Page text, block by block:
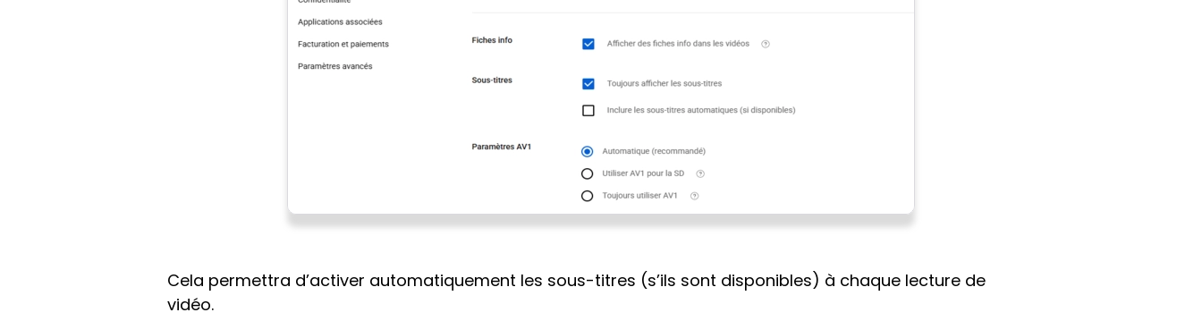
Cela permettra d’activer automatiquement les sous-titres (s’ils sont disponibles) à chaque lecture de
vidéo.